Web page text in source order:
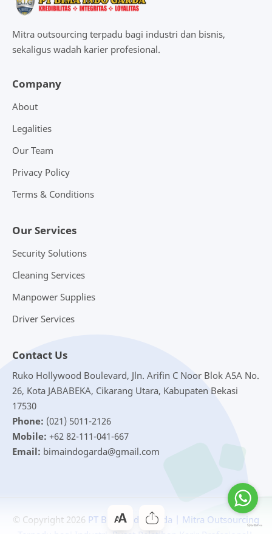
Mitra outsourcing terpadu bagi industri dan bisnis,
sekaligus wadah karier profesional.
Company
About
Legalities
Our Team
Privacy Policy
Terms & Conditions
Our Services
Security Solutions
Cleaning Services
Manpower Supplies
Driver Services
Contact Us
Ruko Hollywood Boulevard, Jln. Arifin C Noor Blok A5A No.
26, Kota JABABEKA, Cikarang Utara, Kabupaten Bekasi
17530
Phone: (021) 5011-2126
Mobile: +62 82-111-041-667
Email: bimaindogarda@gmail.com
© Copyright 2026 PT Bima Indo Garda | Mitra Outsourcing